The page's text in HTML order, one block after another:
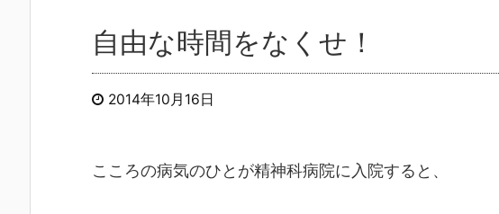
自由な時間をなくせ！
2014年10月16日
こころの病気のひとが精神科病院に入院すると、